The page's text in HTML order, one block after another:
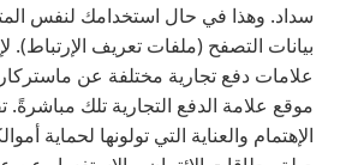
سداد. وهذا في حال استخدامك لنفس
بيانات التصفح (ملفات تعريف
علامات دفع تجارية مختلفة عن
موقع علامة الدفع التجارية تلك مباشرةً.
الإهتمام والعناية التي تولونها لحماية